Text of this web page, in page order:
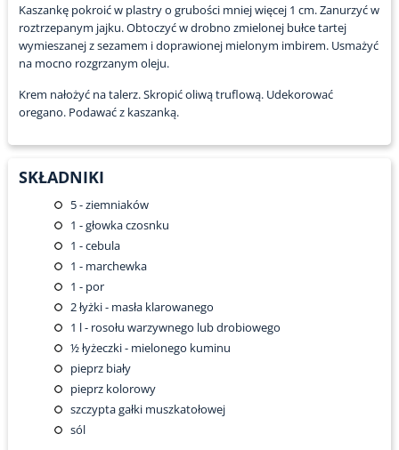
Kaszankę pokroić w plastry o grubości mniej więcej 1 cm. Zanurzyć w
roztrzepanym jajku. Obtoczyć w drobno zmielonej bułce tartej
wymieszanej z sezamem i doprawionej mielonym imbirem. Usmażyć
na mocno rozgrzanym oleju.
Krem nałożyć na talerz. Skropić oliwą truflową. Udekorować
oregano. Podawać z kaszanką.
SKŁADNIKI
5- ziemniaków
1 - głowka czosnku
1 - cebula
1 - marchewka
1 - por
2łyżki - masła klarowanego
1 l - rosołu warzywnego lub drobiowego
½łyżeczki - mielonego kuminu
pieprz biały
pieprz kolorowy
szczypta gałki muszkatołowej
sól